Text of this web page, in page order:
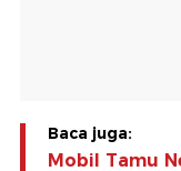
Baca juga:
Mobil Tamu